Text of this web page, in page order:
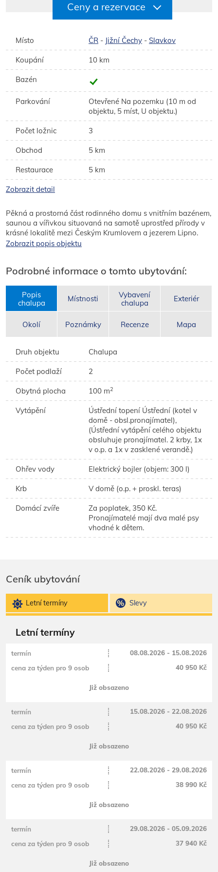
Ceny a rezervace
Pěkná a prostorná část rodinného domu s vnitřním bazénem,
saunou a vířivkou situovaná na samotě uprostřed přírody v
krásné lokalitě mezi Českým Krumlovem a jezerem Lipno.
Hostům je k dispozici samostatná část zahrady, udírna,
Zobrazit popis objektu
Místo ČR - Jižní Čechy - Slavkov
Koupání 10 km
Bazén
Parkování
Otevřené Na pozemku (10 m od
objektu, 5 míst, U objektu.)
Počet ložnic 3
Obchod 5 km
Restaurace 5 km
Zobrazit detail
Podrobné informace o tomto ubytování:
Popis
chalupa
Místnosti
Vybavení
chalupa
Exteriér
Okolí Poznámky Recenze Mapa
Druh objektu Chalupa
Počet podlaží 2
Obytná plocha 100 m2
Vytápění
Ústřední topení Ústřední (kotel v
domě - obsl.pronajímatel),
(Ústřední vytápění celého objektu
obsluhuje pronajímatel. 2 krby, 1x
v o.p. a 1x v zasklené verandě.)
Ohřev vody Elektrický bojler (objem: 300 l)
Krb V domě (o.p. + proskl. teras)
Domácí zvíře
Za poplatek, 350 Kč.
Pronajímatelé mají dva malé psy
vhodné k dětem.
Ceník ubytování
Letní termíny Slevy
Letní termíny
08.08.2026 - 15.08.2026
40 950 Kč
Již obsazeno
15.08.2026 - 22.08.2026
40 950 Kč
Již obsazeno
22.08.2026 - 29.08.2026
38 990 Kč
Již obsazeno
29.08.2026 - 05.09.2026
37 940 Kč
Již obsazeno